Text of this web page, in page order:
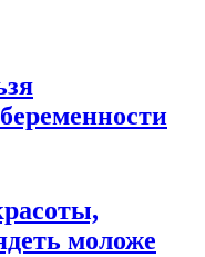
моложе